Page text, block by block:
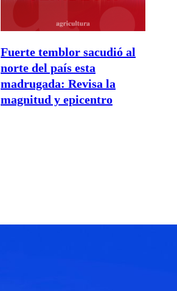
Fuerte temblor sacudió al
norte del país esta
madrugada: Revisa la
magnitud y epicentro